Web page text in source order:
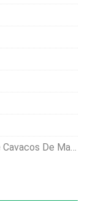
De Madeira